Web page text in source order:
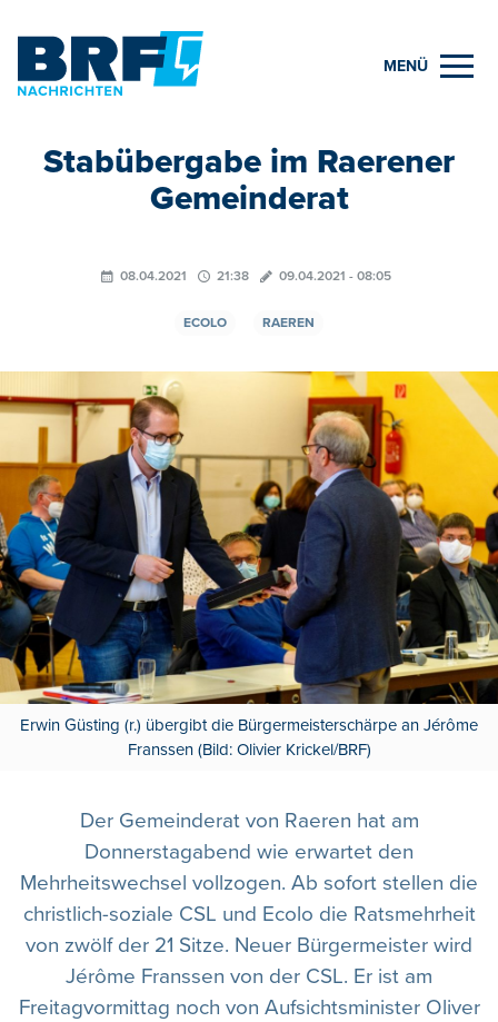
MENÜ
Stabübergabe im Raerener
Gemeinderat
08.04.2021 21:38 09.04.2021 - 08:05
ECOLO RAEREN
Erwin Güsting (r.) übergibt die Bürgermeisterschärpe an Jérôme
Franssen (Bild: Olivier Krickel/BRF)
Der Gemeinderat von Raeren hat am
Donnerstagabend wie erwartet den
Mehrheitswechsel vollzogen. Ab sofort stellen die
christlich-soziale CSL und Ecolo die Ratsmehrheit
von zwölf der 21 Sitze. Neuer Bürgermeister wird
Jérôme Franssen von der CSL. Er ist am
Freitagvormittag noch von Aufsichtsminister Oliver